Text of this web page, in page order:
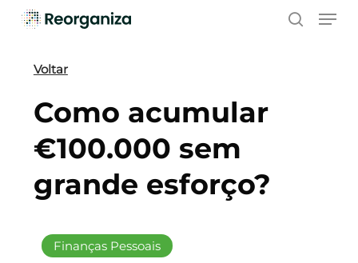
Skip
contentVoltar
Finanças Pessoais
Como acumular
€100.000 sem
grande esforço?